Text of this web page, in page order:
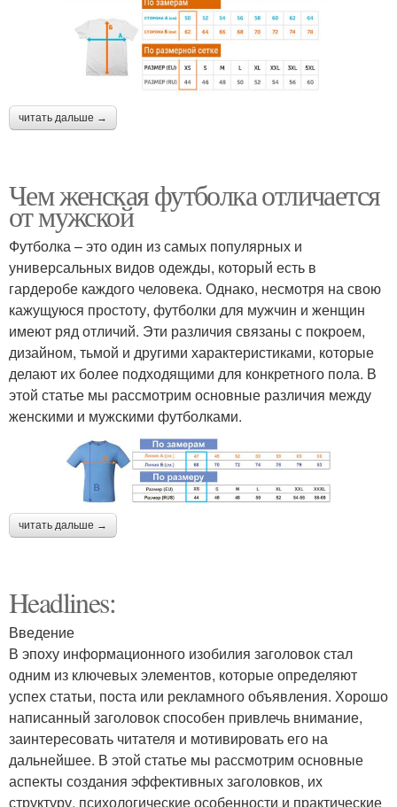
читать дальше →
Чем женская футболка отличается
от мужской
Футболка – это один из самых популярных и
универсальных видов одежды, который есть в
гардеробе каждого человека. Однако, несмотря на свою
кажущуюся простоту, футболки для мужчин и женщин
имеют ряд отличий. Эти различия связаны с покроем,
дизайном, тьмой и другими характеристиками, которые
делают их более подходящими для конкретного пола. В
этой статье мы рассмотрим основные различия между
женскими и мужскими футболками.
читать дальше →
Headlines:
Введение
В эпоху информационного изобилия заголовок стал
одним из ключевых элементов, которые определяют
успех статьи, поста или рекламного объявления. Хорошо
написанный заголовок способен привлечь внимание,
заинтересовать читателя и мотивировать его на
дальнейшее. В этой статье мы рассмотрим основные
аспекты создания эффективных заголовков, их
структуру, психологические особенности и практические